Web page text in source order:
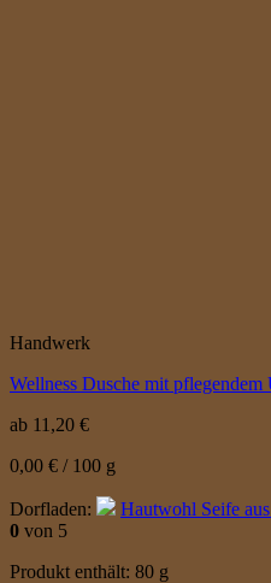
Handwerk
Wellness Dusche mit pflegendem
ab 11,20 €
0,00 € / 100 g
Dorfladen:
Hautwohl Seife
0 von 5
Produkt enthält: 80 g